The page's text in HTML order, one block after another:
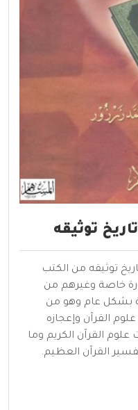
توثيقه
توثيقه من الكتب
خاصة وغيرهم من
بشكل عام وهو من
القرآن وإعجازه
القرآن الكريم وما
القرآن العظيم.